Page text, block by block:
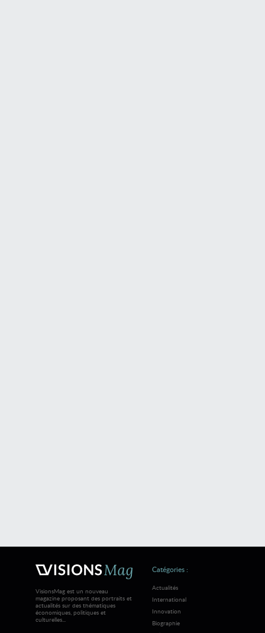
VisionsMag est un nouveau
magazine proposant des portraits et
actualités sur des thématiques
économiques, politiques et
culturelles...
Catégories :
Actualités
International
Innovation
Biographie